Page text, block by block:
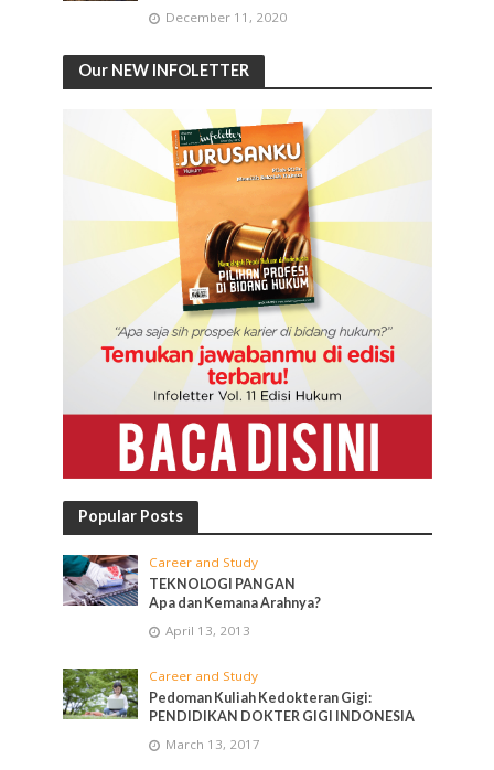
December 11, 2020
Our NEW INFOLETTER
Popular Posts
Career and Study
TEKNOLOGI PANGAN
Apa dan Kemana Arahnya?
April 13, 2013
Career and Study
Pedoman Kuliah Kedokteran Gigi:
PENDIDIKAN DOKTER GIGI INDONESIA
March 13, 2017